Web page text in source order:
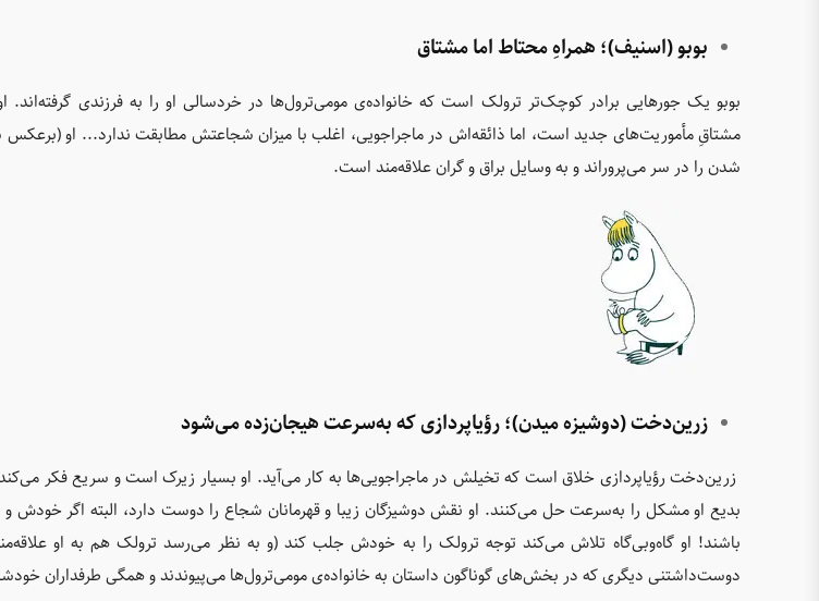
بوبو (اسنیف)؛ همراهِ محتاط اما مشتاق
بوبو یک جورهایی برادر کوچک‌تر ترولک است که خانواده‌ی مومی‌ترول‌ها در خردسالی او را به فرزندی گرفته‌اند.
مشتاقِ مأموریت‌های جدید است، اما ذائقه‌اش در ماجراجویی، اغلب با میزان شجاعتش مطابقت ندارد... او (برعکس
شدن را در سر می‌پروراند و به وسایل براق و گران علاقه‌مند است.
زرین‌دخت (دوشیزه میدن)؛ رؤیاپردازی که به‌سرعت هیجان‌زده می‌شود
زرین‌دخت رؤیاپردازی خلاق است که تخیلش در ماجراجویی‌ها به کار می‌آید. او بسیار زیرک است و سریع فکر
بدیع او مشکل را به‌سرعت حل می‌کنند. او نقش دوشیزگان زیبا و قهرمانان شجاع را دوست دارد، البته اگر
باشند! او گاه‌وبی‌گاه تلاش می‌کند توجه ترولک را به خودش جلب کند (و به‌ نظر می‌رسد ترولک هم به او
دوست‌داشتنی دیگری که در بخش‌‌های گوناگون داستان به خانواده‌ی مومی‌ترول‌ها می‌پیوندند و همگی طرفداران